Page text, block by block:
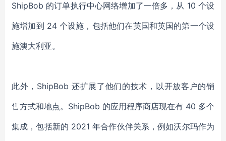
ShipBob 的订单执行中心网络增加了一倍多，从 10 个设
施增加到 24 个设施，包括他们在英国和英国的第一个设
施澳大利亚。
此外， ShipBob 还扩展了他们的技术，以开放客户的销
售方式和地点。ShipBob 的应用程序商店现在有 40 多个
集成，包括新的 2021 年合作伙伴关系，例如沃尔玛作为